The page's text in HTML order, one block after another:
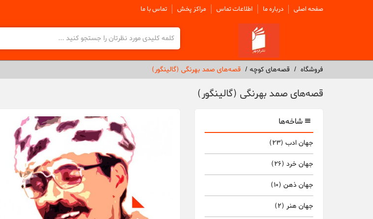
صفحه اصلی درباره ما اطلاعات تماس مراکز پخش تماس با ما
فروشگاه قصه‌های کوچه قصه‌های صمد بهرنگی (گالینگور)
قصه‌های صمد بهرنگی (گالینگور)
شاخه‌ها
جهان ادب (23)
جهان خرد (26)
جهان ذهن (10)
جهان هنر (2)